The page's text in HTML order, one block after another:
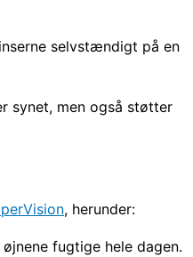
selvstændigt på en
synet, men også støtter
, herunder:
fugtige hele dagen.